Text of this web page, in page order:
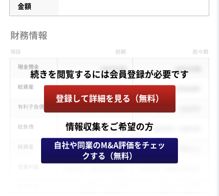
金額
登録して詳細を見る（無料）
情報収集をご希望の方
自社や同業のM&A評価をチェッ
クする（無料）